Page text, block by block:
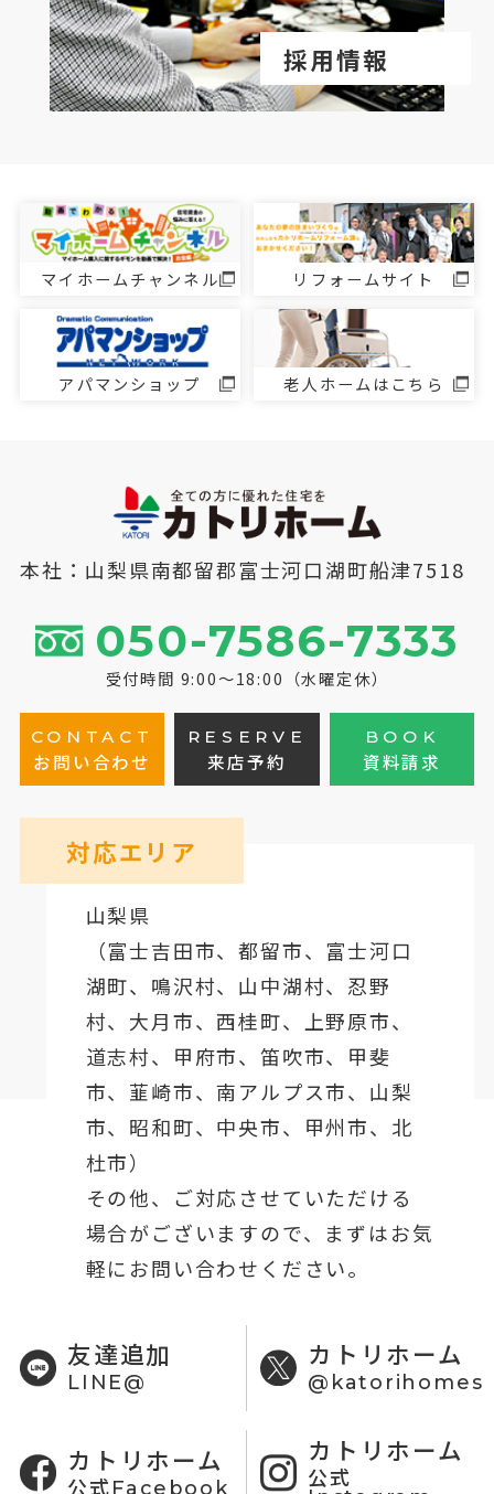
採用情報
マイホームチャンネル リフォームサイト
アパマンショップ 老人ホームはこちら
本社：山梨県南都留郡富士河口湖町船津7518
050-7586-7333
受付時間 9:00～18:00（水曜定休）
CONTACT
お問い合わせ
RESERVE
来店予約
BOOK
資料請求
対応エリア
山梨県
（富士吉田市、都留市、 富士河口
湖町、鳴沢村、山中湖村、忍野
村、 大月市、西桂町、上野原市、
道志村、 甲府市、笛吹市、甲斐
市、韮崎市、南アルプス市、山梨
市、昭和町、中央市、甲州市、北
杜市）
その他、ご対応させていただける
場合がございますので、まずはお気
軽にお問い合わせください。
友達追加
LINE@
カトリホーム
@katorihomes
カトリホーム
公式Facebook
カトリホーム
公式